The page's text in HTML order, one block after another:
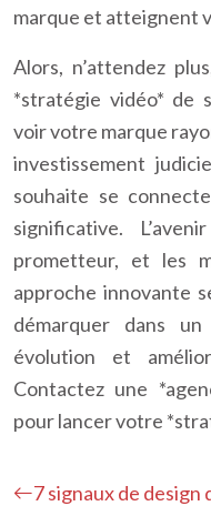
marque et atteignent
Alors, n’attendez
*stratégie vidéo* de
voir votre marque
investissement
souhaite se
significative.
prometteur, et les
approche innovante
démarquer dans
évolution et
Contactez une
pour lancer votre
7 signaux de design